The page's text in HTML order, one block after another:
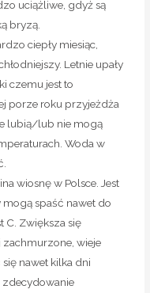
uciążliwe, gdyż są
bryzą.
ciepły miesiąc,
Letnie upały
czemu jest to
porze roku przyjeżdża
lubią/lub nie mogą
Woda w
wiosnę w Polsce. Jest
mogą spaść nawet do
C. Zwiększa się
wieje
nawet kilka dni